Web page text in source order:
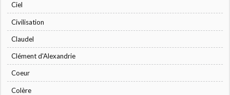
Ciel
Civilisation
Claudel
Clément d'Alexandrie
Coeur
Colère